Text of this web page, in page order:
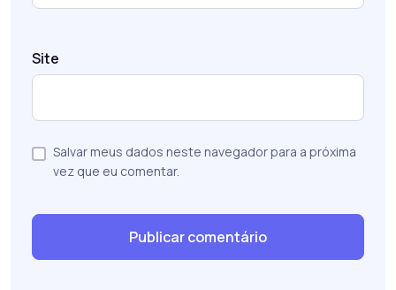
Site
Salvar meus dados neste navegador para a próxima
vez que eu comentar.